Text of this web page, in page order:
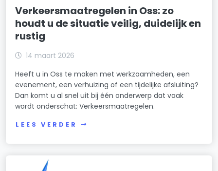
Verkeersmaatregelen in Oss: zo
houdt u de situatie veilig, duidelijk en
rustig
14 maart 2026
Heeft u in Oss te maken met werkzaamheden, een
evenement, een verhuizing of een tijdelijke afsluiting?
Dan komt u al snel uit bij één onderwerp dat vaak
wordt onderschat: Verkeersmaatregelen.
LEES VERDER